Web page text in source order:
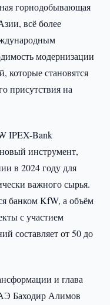
горнодобывающая
всё более
модернизации
которые становятся
присутствия на
IPEX-Bank
инструмент,
в 2024 году для
важного сырья.
банком KfW, а объём
с участием
составляет от 50 до
и глава
Баходир Алимов